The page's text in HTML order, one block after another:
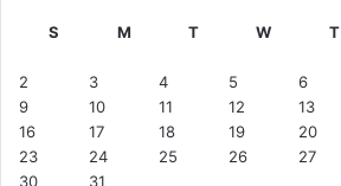
S M T W T
2
3 4 5 6
9
10 11 12 13
16
17 18 19 20
23
24 25 26 27
30
31